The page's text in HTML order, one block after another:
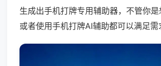
生成出手机打牌专用辅助器，不管你
或者使用手机打牌AI辅助都可以满足需